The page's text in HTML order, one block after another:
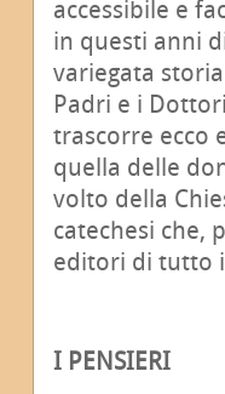
accessibile e
in questi anni
variegata
Padri e i
trascorre ecco
quella delle
volto della
catechesi che,
editori di tutto
I PENSIERI